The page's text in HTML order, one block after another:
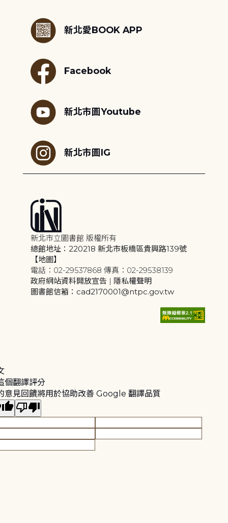
新北愛BOOK APP
Facebook
新北市圖Youtube
新北市圖IG
新北市立圖書館 版權所有
總館地址：220218 新北市板橋區貴興路139號
【地圖】
電話：02-29537868 傳真：02-29538139
政府網站資料開放宣告 | 隱私權聲明
圖書館信箱：cad2170001@ntpc.gov.tw
個翻譯評分
意見回饋將用於協助改善 Google 翻譯品質